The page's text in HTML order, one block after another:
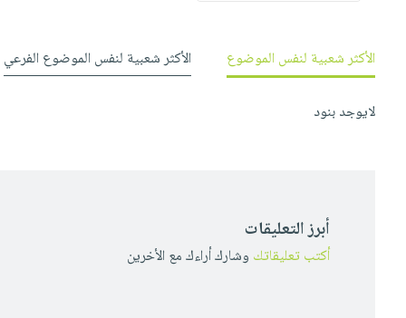
الأكثر شعبية لنفس الموضوع الأكثر شعبية لنفس الموضوع الفرعي
لايوجد بنود
أبرز التعليقات
أكتب تعليقاتك وشارك أراءك مع الأخرين